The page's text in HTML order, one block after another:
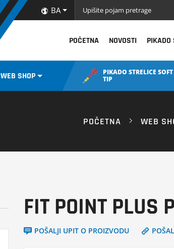
BA
POČETNA NOVOSTI PIKADO
WEB SHOP
PIKADO
TEPISI
PIKADO STRELICE SOFT
TIP
POČETNA WEB
FIT POINT PLUS
POŠALJI UPIT O PROIZVODU